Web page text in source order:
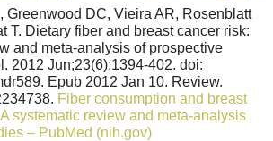
Greenwood DC, Vieira AR, Rosenblatt
T. Dietary fiber and breast cancer risk:
and meta-analysis of prospective
2012 Jun;23(6):1394-402. doi:
Epub 2012 Jan 10. Review.
Fiber consumption and breast
systematic review and meta-analysis
– PubMed (nih.gov)